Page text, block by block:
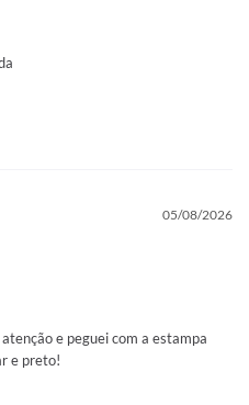
05/08/2026
e peguei com a estampa
e preto!